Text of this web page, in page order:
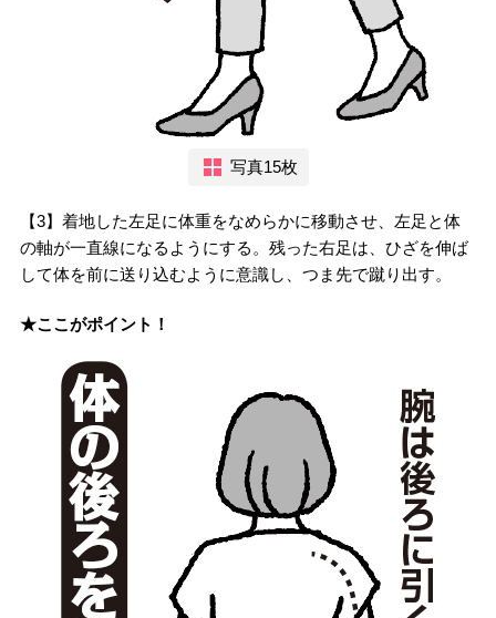
写真15枚
【3】着地した左足に体重をなめらかに移動させ、左足と体
の軸が一直線になるようにする。残った右足は、ひざを伸ば
して体を前に送り込むように意識し、つま先で蹴り出す。
★ここがポイント！